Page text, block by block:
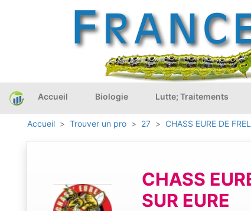
Accueil Biologie Lutte; Traitements
Accueil Trouver un pro 27 CHASS EURE DE
CHASS
SUR EURE